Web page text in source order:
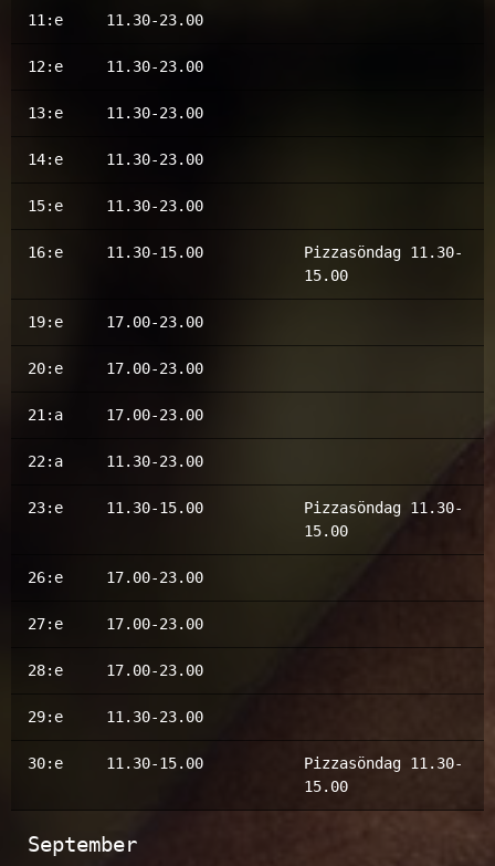
11:e 11.30-23.00
12:e 11.30-23.00
13:e 11.30-23.00
14:e 11.30-23.00
15:e 11.30-23.00
16:e 11.30-15.00
Pizzasöndag 11.30-
15.00
19:e 17.00-23.00
20:e 17.00-23.00
21:a 17.00-23.00
22:a 11.30-23.00
23:e 11.30-15.00
Pizzasöndag 11.30-
15.00
26:e 17.00-23.00
27:e 17.00-23.00
28:e 17.00-23.00
29:e 11.30-23.00
30:e 11.30-15.00
Pizzasöndag 11.30-
15.00
September